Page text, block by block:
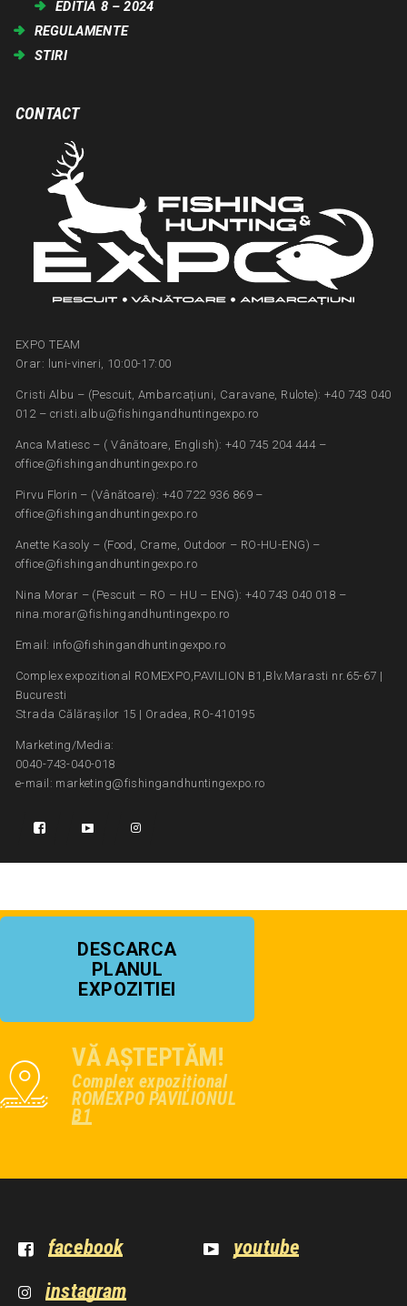
EDITIA 8 – 2024
REGULAMENTE
STIRI
CONTACT
EXPO TEAM
Orar: luni-vineri, 10:00-17:00
Cristi Albu – (Pescuit, Ambarcațiuni, Caravane, Rulote): +40 743 040
012 – cristi.albu@fishingandhuntingexpo.ro
Anca Matiesc – ( Vânătoare, English): +40 745 204 444 –
office@fishingandhuntingexpo.ro
Pirvu Florin – (Vânătoare): +40 722 936 869 –
office@fishingandhuntingexpo.ro
Anette Kasoly – (Food, Crame, Outdoor – RO-HU-ENG) –
office@fishingandhuntingexpo.ro
Nina Morar – (Pescuit – RO – HU – ENG): +40 743 040 018 –
nina.morar@fishingandhuntingexpo.ro
Email: info@fishingandhuntingexpo.ro
Complex expozitional ROMEXPO,PAVILION B1,Blv.Marasti nr.65-67 |
Bucuresti
Strada Călărașilor 15 | Oradea, RO-410195
Marketing/Media:
0040-743-040-018
e-mail: marketing@fishingandhuntingexpo.ro
DESCARCA
PLANUL
EXPOZITIEI
VĂ AȘTEPTĂM!
Complex expozițional
ROMEXPO PAVILIONUL
B1
facebook
youtube
instagram